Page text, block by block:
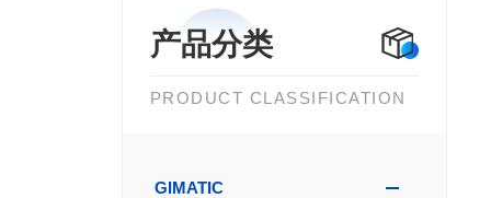
产品分类
PRODUCT CLASSIFICATION
GIMATIC